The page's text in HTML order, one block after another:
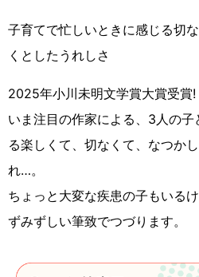
子育てで忙しいときに感じる切
くとしたうれしさ
2025年小川未明文学賞大賞受賞!
いま注目の作家による、3人の
る楽しくて、切なくて、なつか
れ…。
ちょっと大変な疾患の子もいる
ずみずしい筆致でつづります。